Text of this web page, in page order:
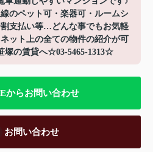
のペット可・楽器可・ルームシ
支払い等…どんな事でもお気軽
ット上の全ての物件の紹介が可
塚の賃貸へ☆03-5465-1313☆
からお問い合わせ
お問い合わせ